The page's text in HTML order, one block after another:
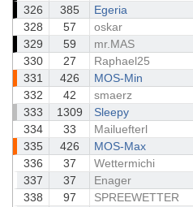
326
385 Egeria
328
57 oskar
329
59 mr.MAS
330
27 Raphael25
331
426 MOS-Min
332
42 smaerz
333
1309 Sleepy
334
33 Mailuefterl
335
426 MOS-Max
336
37 Wettermichi
337
37 Enager
338
97 SPREEWETTER